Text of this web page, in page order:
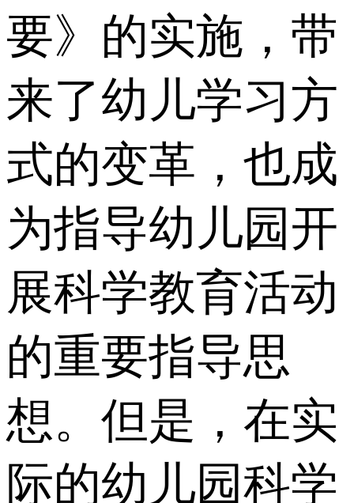
要》的实施，带
来了幼儿学习方
式的变革，也成
为指导幼儿园开
展科学教育活动
的重要指导思
想。但是，在实
际的幼儿园科学